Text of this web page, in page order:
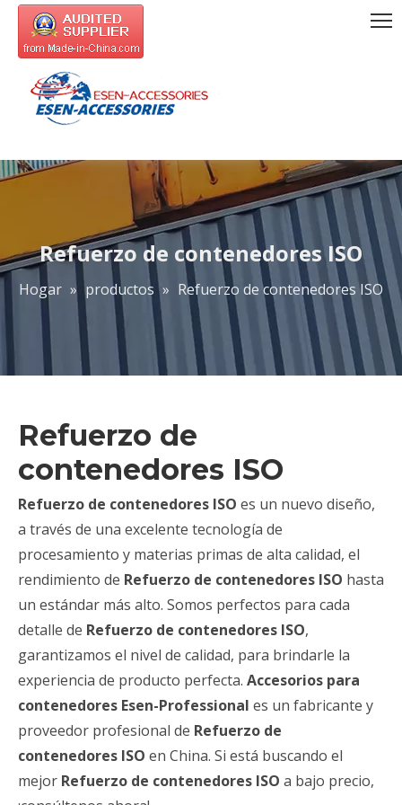
Refuerzo de contenedores ISO
Hogar » productos » Refuerzo de contenedores ISO
Refuerzo de
contenedores ISO
Refuerzo de contenedores ISO es un nuevo diseño,
a través de una excelente tecnología de
procesamiento y materias primas de alta calidad, el
rendimiento de Refuerzo de contenedores ISO hasta
un estándar más alto. Somos perfectos para cada
detalle de Refuerzo de contenedores ISO,
garantizamos el nivel de calidad, para brindarle la
experiencia de producto perfecta. Accesorios para
contenedores Esen-Professional es un fabricante y
proveedor profesional de Refuerzo de
contenedores ISO en China. Si está buscando el
mejor Refuerzo de contenedores ISO a bajo precio,